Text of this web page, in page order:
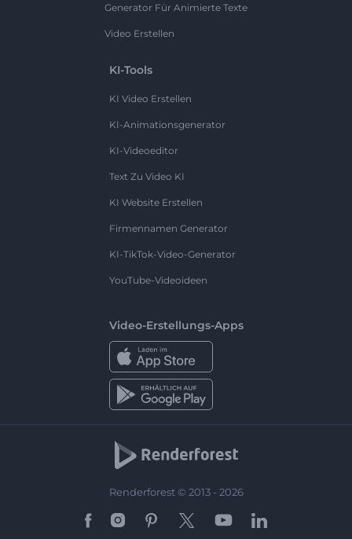
Generator Für Animierte Texte
Video Erstellen
KI-Tools
KI Video Erstellen
KI-Animationsgenerator
KI-Videoeditor
Text Zu Video KI
KI Website Erstellen
Firmennamen Generator
KI-TikTok-Video-Generator
YouTube-Videoideen
Video-Erstellungs-Apps
Renderforest © 2013 - 2026